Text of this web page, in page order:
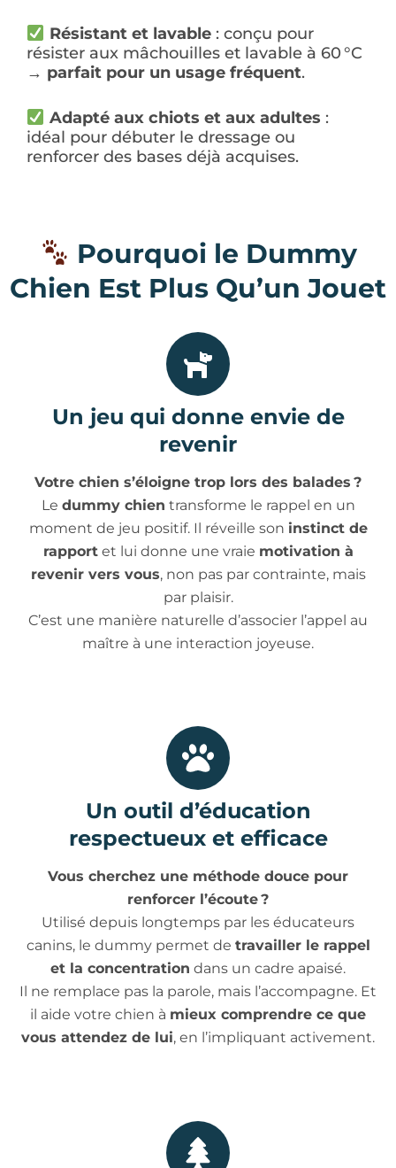
Résistant et lavable: conçu pour
résister aux mâchouilles et lavable à 60 °C
→ parfait pour un usage fréquent.
Adapté aux chiots et aux adultes :
idéal pour débuter le dressage ou
renforcer des bases déjà acquises.
Pourquoi le Dummy
Chien Est Plus Qu’un Jouet
Un jeu qui donne envie de
revenir
Votre chien s’éloigne trop lors des balades ?
Le dummy chien transforme le rappel en un
moment de jeu positif. Il réveille son instinct de
rapportet lui donne une vraie motivation à
revenir vers vous, non pas par contrainte, mais
par plaisir.
C’est une manière naturelle d’associer l’appel au
maître à une interaction joyeuse.
Un outil d’éducation
respectueux et efficace
Vous cherchez une méthode douce pour
renforcer l’écoute ?
Utilisé depuis longtemps par les éducateurs
canins, le dummy permet de travailler le rappel
et la concentration dans un cadre apaisé.
Il ne remplace pas la parole, mais l’accompagne. Et
il aide votre chien à mieux comprendre ce que
vous attendez de lui, en l’impliquant activement.